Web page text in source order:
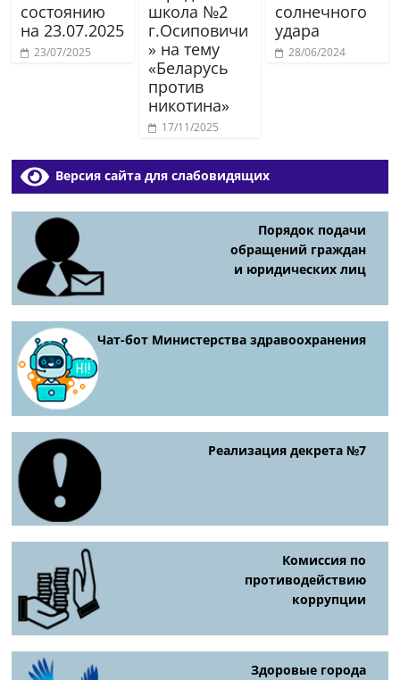
состоянию
на 23.07.2025
23/07/2025
школа №2
г.Осиповичи
» на тему
«Беларусь
против
никотина»
17/11/2025
солнечного
удара
28/06/2024
Версия сайта для слабовидящих
Порядок подачи
обращений граждан
и юридических лиц
Чат-бот Министерства здравоохранения
Реализация декрета №7
Комиссия по
противодействию
коррупции
Здоровые города